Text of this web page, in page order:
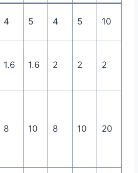
4 5 4 5 10
1.6 1.6 2 2 2
8 10 8 10 20